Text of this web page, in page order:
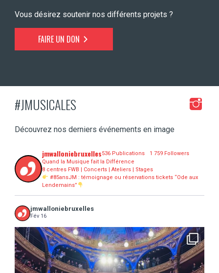
Vous désirez soutenir nos différents projets ?
FAIRE UN DON
#JMUSICALES
Découvrez nos derniers événements en image
jmwalloniebruxelles536 Publications
1 759 Followers
Quand la Musique fait la Différence
8 centres FWB | Concerts | Ateliers | Stages
#85ansJM : témoignage ou réservations tickets “Ode aux
Lendemains”
jmwalloniebruxelles
Fév 16